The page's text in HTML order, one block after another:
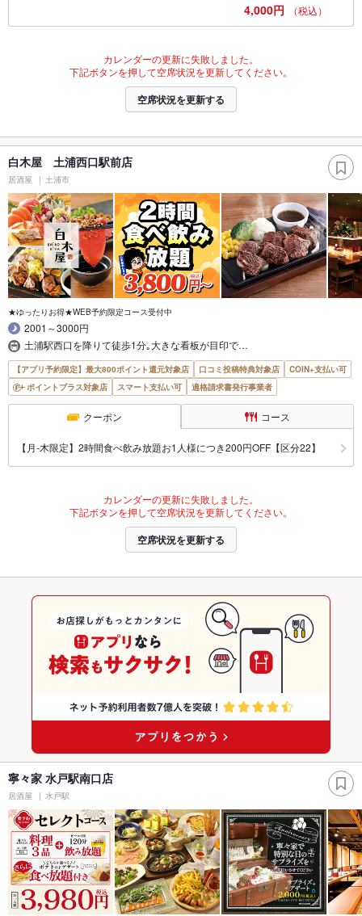
4,000円 （税込）
カレンダーの更新に失敗しました。
下記ボタンを押して空席状況を更新してください。
空席状況を更新する
白木屋 土浦西口駅前店
居酒屋 土浦市
★ゆったりお得★WEB予約限定コース受付中
2001～3000円
土浦駅西口を降りて徒歩1分｡大きな看板が目印で…
【アプリ予約限定】最大800ポイント還元対象店 口コミ投稿特典対象店
COIN+支払い可
ポイントプラス対象店
スマート支払い可 適格請求書発行事業者
クーポン コース
【月‐木限定】2時間食べ飲み放題お1人様につき200円OFF【区分22】
カレンダーの更新に失敗しました。
下記ボタンを押して空席状況を更新してください。
空席状況を更新する
寧々家 水戸駅南口店
居酒屋 水戸駅